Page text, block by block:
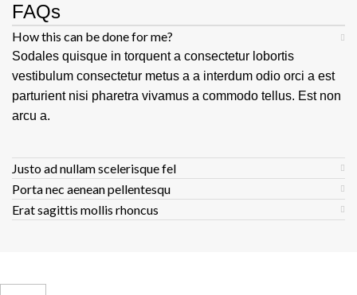
FAQs
How this can be done for me?
Sodales quisque in torquent a consectetur lobortis
vestibulum consectetur metus a a interdum odio orci a est
parturient nisi pharetra vivamus a commodo tellus. Est non
arcu a.
Justo ad nullam scelerisque fel
Porta nec aenean pellentesqu
Erat sagittis mollis rhoncus